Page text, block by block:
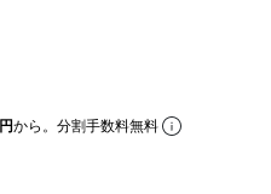
から。分割手数料無料